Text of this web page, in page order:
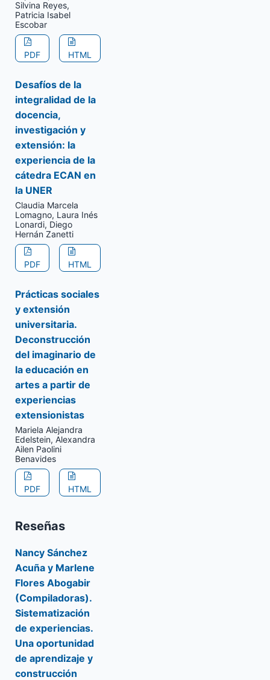
Silvina Reyes,
Patricia Isabel
Escobar
PDF HTML
Desafíos de la
integralidad de la
docencia,
investigación y
extensión: la
experiencia de la
cátedra ECAN en
la UNER
Claudia Marcela
Lomagno, Laura Inés
Lonardi, Diego
Hernán Zanetti
PDF HTML
Prácticas sociales
y extensión
universitaria.
Deconstrucción
del imaginario de
la educación en
artes a partir de
experiencias
extensionistas
Mariela Alejandra
Edelstein, Alexandra
Ailen Paolini
Benavides
PDF HTML
Reseñas
Nancy Sánchez
Acuña y Marlene
Flores Abogabir
(Compiladoras).
Sistematización
de experiencias.
Una oportunidad
de aprendizaje y
construcción